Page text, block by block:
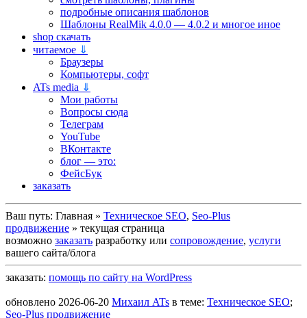
подробные описания шаблонов
Шаблоны RealMik 4.0.0 — 4.0.2 и многое иное
shop скачать
читаемое ⇓
Браузеры
Компьютеры, софт
ATs media ⇓
Мои работы
Вопросы сюда
Телеграм
YouTube
ВКонтакте
блог — это:
ФейсБук
заказать
Ваш путь: Главная » Техническое SEO, Seo-Plus
продвижение » текущая страница
возможно заказать разработку или сопровождение, услуги
вашего сайта/блога
заказать: помощь по сайту на WordPress
обновлено 2026-06-20 Михаил ATs в теме: Техническое SEO;
Seo-Plus продвижение